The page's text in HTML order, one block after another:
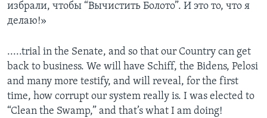
избрали, чтобы “Вычистить Болото”. И это то, что я
делаю!»
.....trial in the Senate, and so that our Country can get
back to business. We will have Schiff, the Bidens, Pelosi
and many more testify, and will reveal, for the first
time, how corrupt our system really is. I was elected to
“Clean the Swamp,” and that’s what I am doing!